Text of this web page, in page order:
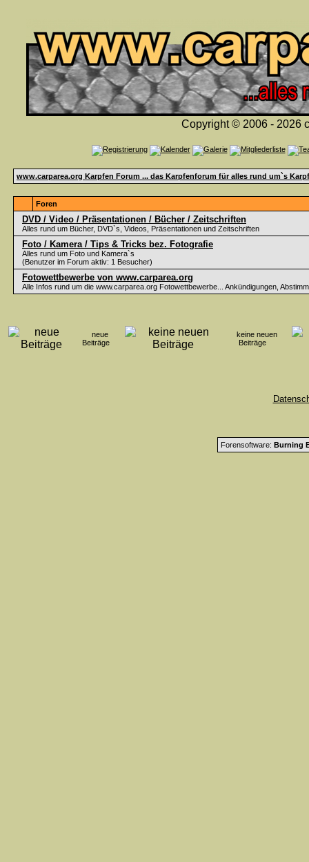
Copyright © 2006 - 2026
www.carparea.org Karpfen Forum ... das Karpfenforum für alles rund um`s
Foren
DVD / Video / Präsentationen / Bücher / Zeitschriften
Alles rund um Bücher, DVD`s, Videos, Präsentationen und Zeitschriften
Foto / Kamera / Tips & Tricks bez. Fotografie
Alles rund um Foto und Kamera`s
(Benutzer im Forum aktiv: 1 Besucher)
Fotowettbewerbe von www.carparea.org
Alle Infos rund um die www.carparea.org Fotowettbewerbe... Ankündigungen,
neue
Beiträge
keine neuen
Beiträge
Forensoftware: Burning